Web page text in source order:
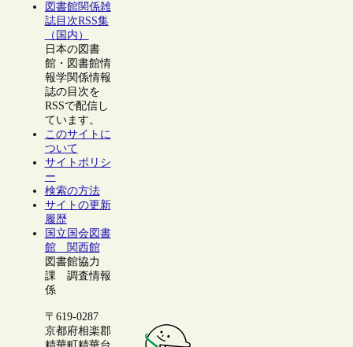
図書館関係雑
誌目次RSS集
（国内）
日本の図書
館・図書館情
報学関係情報
誌の目次を
RSSで配信し
ています。
このサイトに
ついて
サイトポリシ
ー
検索の方法
サイトの更新
履歴
国立国会図書
館 関西館
図書館協力
課 調査情報
係
〒619-0287
京都府相楽郡